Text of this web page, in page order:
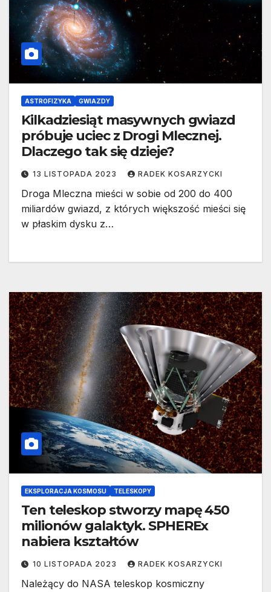
ASTROFIZYKA GWIAZDY
Kilkadziesiąt masywnych gwiazd
próbuje uciec z Drogi Mlecznej.
Dlaczego tak się dzieje?
13 LISTOPADA 2023 RADEK KOSARZYCKI
Droga Mleczna mieści w sobie od 200 do 400
miliardów gwiazd, z których większość mieści się
w płaskim dysku z…
EKSPLORACJA KOSMOSU TELESKOPY
Ten teleskop stworzy mapę 450
milionów galaktyk. SPHEREx
nabiera kształtów
10 LISTOPADA 2023 RADEK KOSARZYCKI
Należący do NASA teleskop kosmiczny